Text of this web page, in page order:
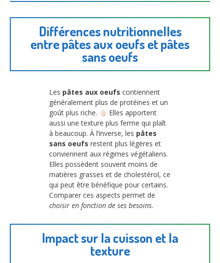
Différences nutritionnelles
entre pâtes aux oeufs et pâtes
sans oeufs
Les pâtes aux oeufs contiennent
généralement plus de protéines et un
goût plus riche.
Elles apportent
aussi une texture plus ferme qui plaît
à beaucoup. À l’inverse, les pâtes
sans oeufs restent plus légères et
conviennent aux régimes végétaliens.
Elles possèdent souvent moins de
matières grasses et de cholestérol, ce
qui peut être bénéfique pour certains.
Comparer ces aspects permet de
choisir en fonction de ses besoins.
Impact sur la cuisson et la
texture